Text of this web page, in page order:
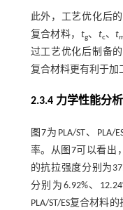
此外，工艺优化后的
复合材料， tg、 tc、t
过工艺优化后制备的
复合材料更有利于加
2.3.4 力学性能分析
图7为PLA/ST、PLA/
率。从图7可以看出
的抗拉强度分别为
分别为6.92%、
PLA/ST/ES复合材料